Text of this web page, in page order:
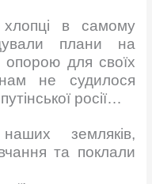
в самому
плани на
для своїх
не судилося
росії…
земляків,
та поклали